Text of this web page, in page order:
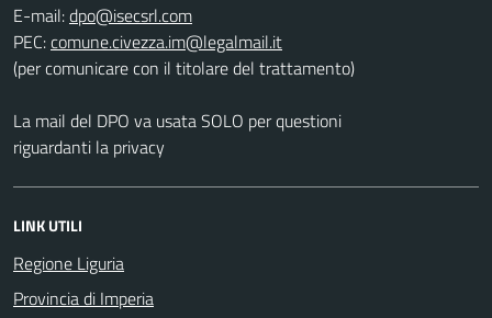
E-mail:
PEC:
(per comunicare con il titolare del trattamento)
La mail del DPO va usata SOLO per questioni
riguardanti la privacy
LINK UTILI
Regione Liguria
Provincia di Imperia